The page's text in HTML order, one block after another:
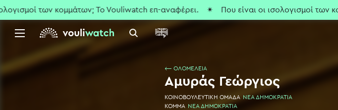
των κομμάτων; To Vouliwatch επ-αναφέρει.✴ Που είναι οι ισολογισμοί των
⟵ ΟΛΟΜΕΛΕΙΑ
Αμυράς Γεώργιος
ΚΟΙΝΟΒΟΥΛΕΥΤΙΚΗ ΟΜΑΔΑ ΝΕΑ ΔΗΜΟΚΡΑΤΙΑ
ΚΟΜΜΑ ΝΕΑ ΔΗΜΟΚΡΑΤΙΑ